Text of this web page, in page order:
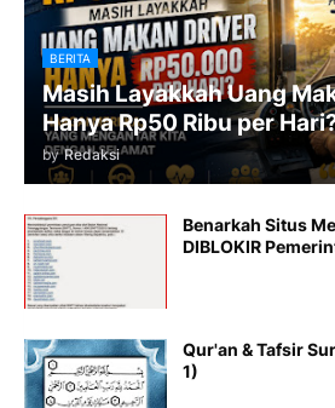
BERITA
Masih Layakkah Uang
Hanya Rp50 Ribu per
by Redaksi
Benarkah Situs
DIBLOKIR
Qur'an & Tafsir
1)